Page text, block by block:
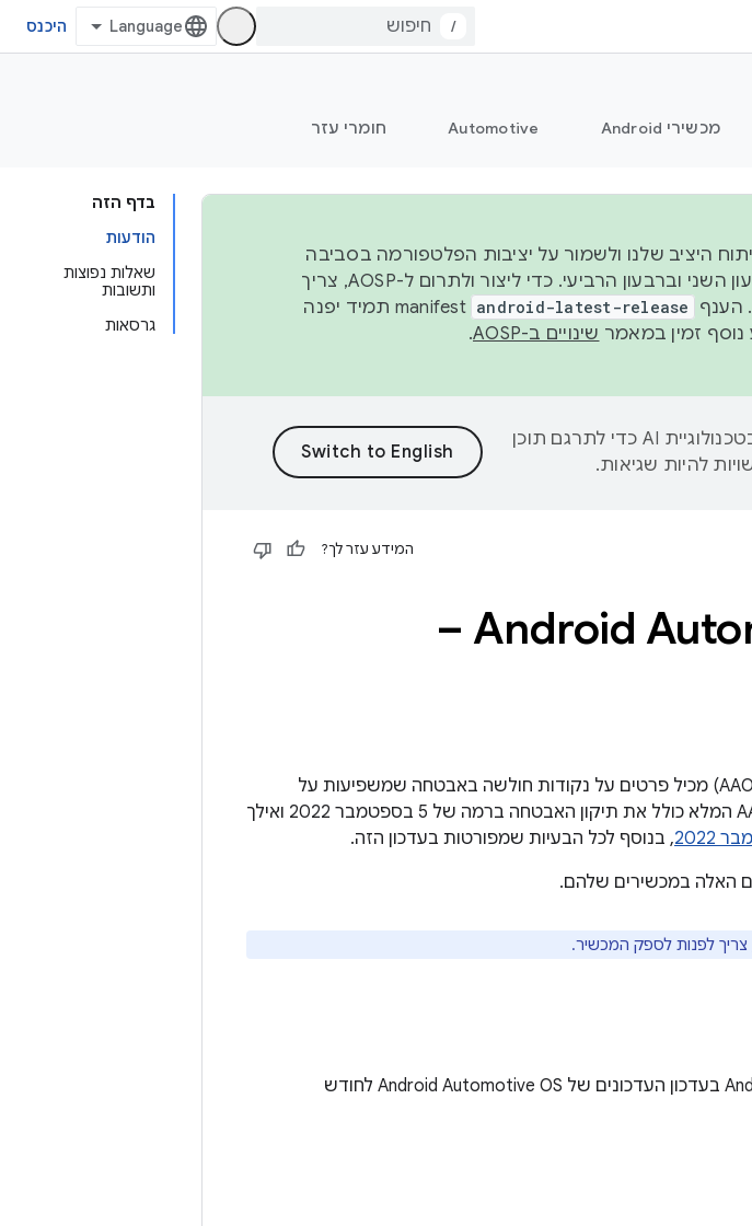
/ היכנס
מכשירי Android Automotive חומרי עזר
בדף הזה
הודעות
שאלות נפוצות
ותשובות
גרסאות
הפיתוח היציב שלנו ולשמור על יציבות הפלטפורמה בסביבה
העסקית, נפרסם קוד מקור ב-AOSP ברבעון השני וברבעון הרביעי. כדי ליצור ולתרום ל-AOSP, צריך
. הענף android-latest-release
manifest תמיד יפנה
שינויים ב-AOSP .
‫Google משתמשת בטכנולוגיית AI כדי לתרגם תוכן
להיות שגיאות.
המידע עזר לך?
עדכון ל-Android Automotive OS –
עדכון העדכונים של Android Automotive OS‏ (AAOS) מכיל פרטים על נקודות חולשה באבטחה שמשפיעות על
פלטפורמת Android Automotive OS. עדכון AAOS המלא כולל את תיקון האבטחה ברמה של 5 בספטמבר 2022 ואילך
, בנוסף לכל הבעיות שמפורטות בעדכון הזה.
האלה במכשירים שלהם.
לפנות לספק המכשיר.
אין תיקוני אבטחה ל-Android Automotive OS בעדכון העדכונים של Android Automotive OS לחודש